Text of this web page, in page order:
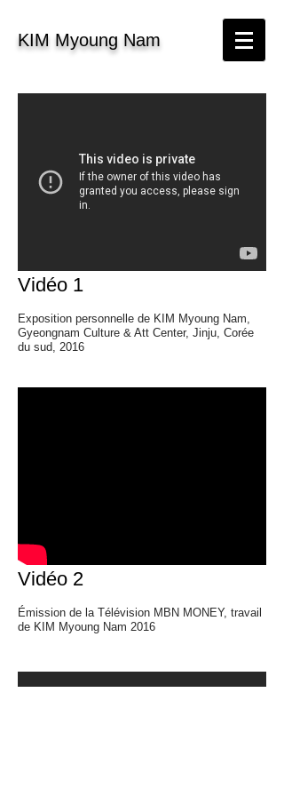
KIM Myoung Nam
Vidéo 1
Exposition personnelle de KIM Myoung Nam,
Gyeongnam Culture & Att Center, Jinju, Corée
du sud, 2016
Vidéo 2
Émission de la Télévision MBN MONEY, travail
de KIM Myoung Nam 2016